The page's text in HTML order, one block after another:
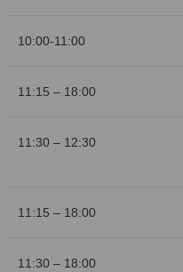
10:00-11:00
11:15 – 18:00
11:30 – 12:30
11:15 – 18:00
11:30 – 18:00